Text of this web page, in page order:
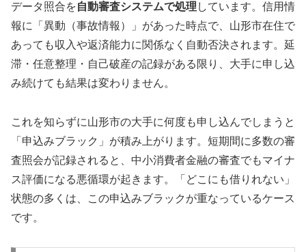
データ照合を自動審査システムで処理 しています。信用情
報に「異動（事故情報）」があった時点で、山形市在住で
あっても収入や返済能力に関係なく自動否決されます。延
滞・任意整理・自己破産の記録がある限り、大手に申し込
み続けても結果は変わりません。
これを知らずに山形市の大手に何度も申し込んでしまうと
「申込みブラック」が積み上がります。短期間に多数の審
査照会が記録されると、中小消費者金融の審査でもマイナ
ス評価になる悪循環が起きます。「どこにも借りれない」
状態の多くは、この申込みブラックが重なっているケース
です。